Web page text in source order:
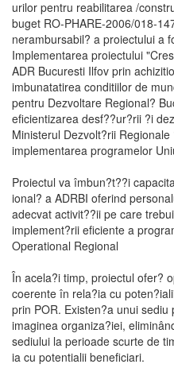
urilor pentru reabilitarea /
buget RO-PHARE-2006/018-
nerambursabil? a proiectului a
Implementarea proiectului
ADR Bucuresti Ilfov prin
imbunatatirea conditiilor de
pentru Dezvoltare Regional?
eficientizarea desf??ur?rii ?i
Ministerul Dezvolt?rii
implementarea programelor
Proiectul va îmbun?t??i
ional? a ADRBI oferind
adecvat activit??ii pe care
implement?rii eficiente a
Operational Regional
În acela?i timp, proiectul ofer?
coerente în rela?ia cu
prin POR. Existen?a unui
imaginea organiza?iei,
sediului la perioade scurte de
ia cu potentialii beneficiari.